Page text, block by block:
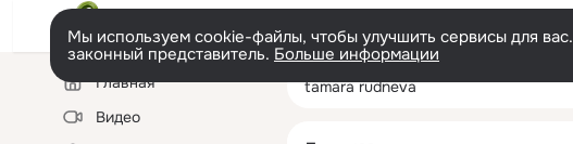
Мы используем cookie-файлы, чтобы улучшить сервисы для
законный представитель. Больше информации
Левая
колонкаГлавная
Видео
tamara rudneva